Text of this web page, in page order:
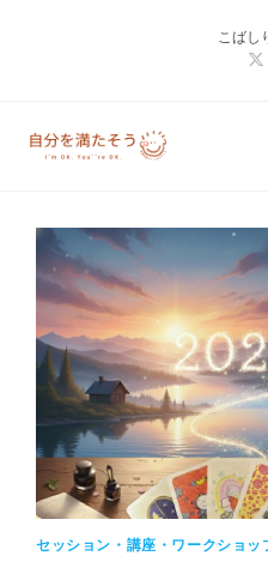
こばし
セッション・講座・ワークショッ